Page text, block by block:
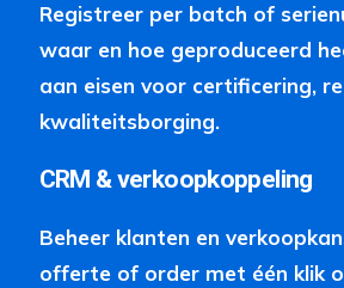
Registreer per batch of
waar en hoe geproduceerd
aan eisen voor certificering,
kwaliteitsborging.
CRM & verkoopkoppeling
Beheer klanten en
offerte of order met één klik